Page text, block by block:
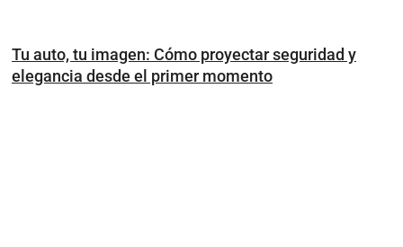
Tu auto, tu imagen: Cómo proyectar seguridad y
elegancia desde el primer momento